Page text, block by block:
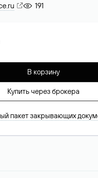
191
В корзину
Купить через брокера
пакет закрывающих